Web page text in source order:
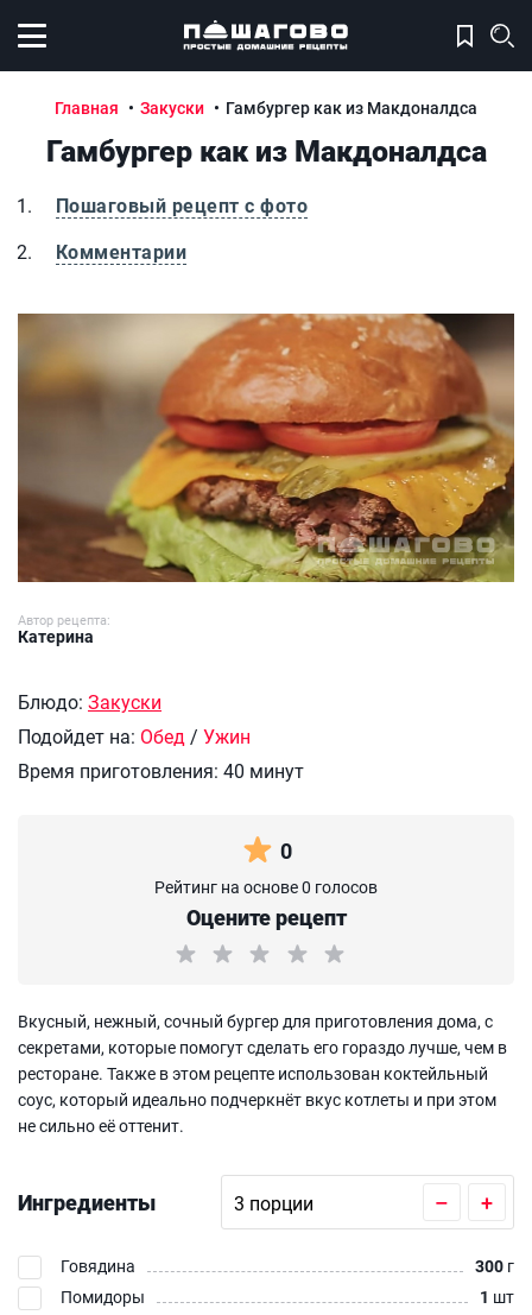
Открыть меню
Главная Закуски Гамбургер как из Макдоналдса
Гамбургер как из Макдоналдса
Пошаговый рецепт с фото
Комментарии
Гамбургер как из Макдоналдса
Автор рецепта:
Катерина
Блюдо: Закуски
Подойдет на: Обед / Ужин
Время приготовления: 40 минут
0
Рейтинг на основе 0 голосов
Оцените рецепт
Вкусный, нежный, сочный бургер для приготовления дома, с
секретами, которые помогут сделать его гораздо лучше, чем в
ресторане. Также в этом рецепте использован коктейльный
соус, который идеально подчеркнёт вкус котлеты и при этом
не сильно её оттенит.
Ингредиенты – +
Говядина 300 г
Помидоры
1 шт